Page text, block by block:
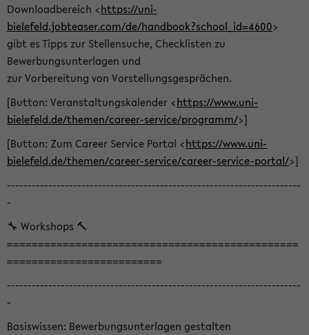
Downloadbereich <https://uni-
bielefeld.jobteaser.com/de/handbook?school_id=4600>
gibt es Tipps zur Stellensuche, Checklisten zu
Bewerbungsunterlagen und
zur Vorbereitung von Vorstellungsgesprächen.
[Button: Veranstaltungskalender <https://www.uni-
bielefeld.de/themen/career-service/programm/>]
[Button: Zum Career Service Portal <https://www.uni-
bielefeld.de/themen/career-service/career-service-portal/>]
-----------------------------------------------------------------------
-
🔧 Workshops 🔨
===============================================
=========================
-----------------------------------------------------------------------
-
Basiswissen: Bewerbungsunterlagen gestalten